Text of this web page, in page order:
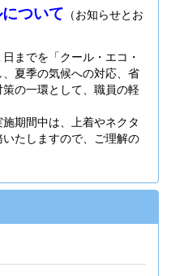
ついて （お知らせとお
までを「クール・エコ・
夏季の気候への対応、省
の一環として、職員の軽
期間中は、上着やネクタ
たしますので、ご理解の